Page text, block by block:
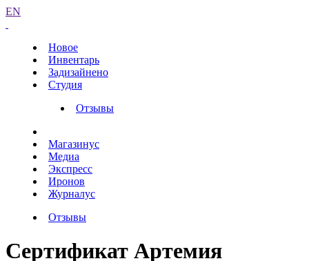
EN
Новое
Инвентарь
Задизайнено
Студия
Отзывы
Магазинус
Медиа
Экспресс
Иронов
Журналус
Отзывы
Сертификат Артемия